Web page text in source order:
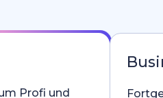
Profi und